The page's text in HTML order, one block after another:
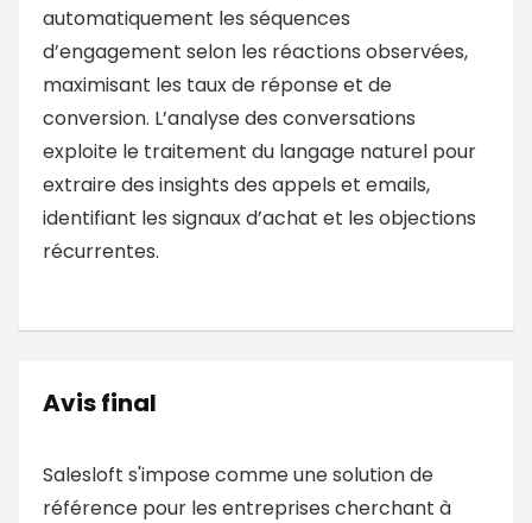
automatiquement les séquences
d’engagement selon les réactions observées,
maximisant les taux de réponse et de
conversion. L’analyse des conversations
exploite le traitement du langage naturel pour
extraire des insights des appels et emails,
identifiant les signaux d’achat et les objections
récurrentes.
Avis final
Salesloft s'impose comme une solution de
référence pour les entreprises cherchant à